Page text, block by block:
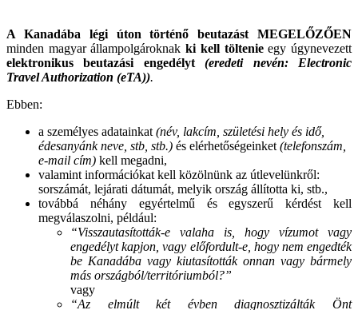
A Kanadába légi úton történő beutazást MEGELŐZŐEN
minden magyar állampolgároknakki kell töltenieegy úgynevezett
elektronikus beutazási engedélyt(eredeti nevén: Electronic
Travel Authorization (eTA)).
Ebben:
a személyes adatainkat (név, lakcím, születési hely és idő,
édesanyánk neve, stb, stb.) és elérhetőségeinket (telefonszám,
e-mail cím) kell megadni,
valamint információkat kell közölnünk az útlevelünkről:
sorszámát, lejárati dátumát, melyik ország állította ki, stb.,
továbbá néhány egyértelmű és egyszerű kérdést kell
megválaszolni, például:
“Visszautasították-e valaha is, hogy vízumot vagy
engedélyt kapjon, vagy előfordult-e, hogy nem engedték
be Kanadába vagy kiutasították onnan vagy bármely
más országból/territóriumból?”
vagy
“Az elmúlt két évben diagnosztizálták Önt